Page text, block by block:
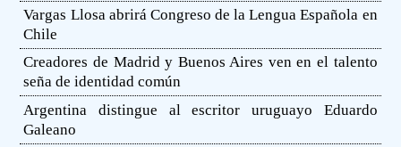
Vargas Llosa abrirá Congreso de la Lengua Española en
Chile
Creadores de Madrid y Buenos Aires ven en el talento
seña de identidad común
Argentina distingue al escritor uruguayo Eduardo
Galeano